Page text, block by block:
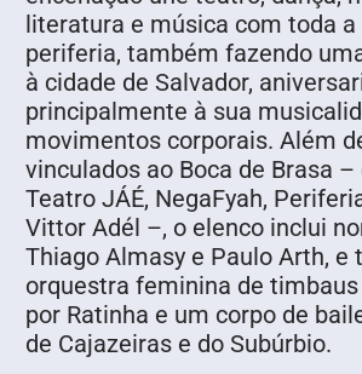
literatura e música com toda a
periferia, também fazendo
à cidade de Salvador,
principalmente à sua
movimentos corporais. Além
vinculados ao Boca de Brasa –
Teatro JÁÉ, NegaFyah,
Vittor Adél –, o elenco inclui
Thiago Almasy e Paulo Arth, e
orquestra feminina de
por Ratinha e um corpo de
de Cajazeiras e do Subúrbio.